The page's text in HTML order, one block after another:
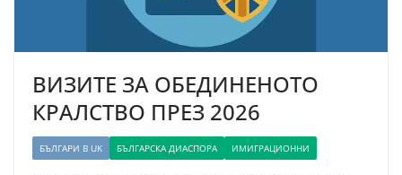
ВИЗИТЕ ЗА ОБЕДИНЕНОТО
КРАЛСТВО ПРЕЗ 2026
БЪЛГАРИ В UK БЪЛГАРСКА ДИАСПОРА ИМИГРАЦИОННИ